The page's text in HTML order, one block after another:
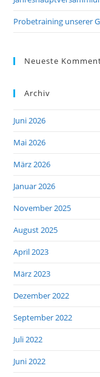
Probetraining unserer
Neueste
Archiv
Juni 2026
Mai 2026
März 2026
Januar 2026
November 2025
August 2025
April 2023
März 2023
Dezember 2022
September 2022
Juli 2022
Juni 2022